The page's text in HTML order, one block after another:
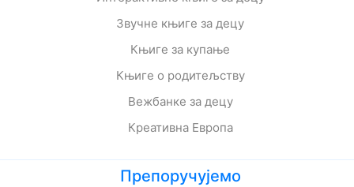
Звучне књиге за децу
Књиге за купање
Књиге о родитељству
Вежбанке за децу
Креативна Европа
Препоручујемо